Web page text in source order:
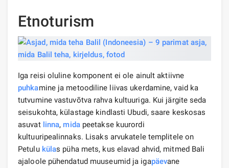
Etnoturism
Iga reisi oluline komponent ei ole ainult aktiivne
puhkamine ja metoodiline liivas ukerdamine, vaid ka
tutvumine vastuvõtva rahva kultuuriga. Kui järgite seda
seisukohta, külastage kindlasti Ubudi, saare keskosas
asuvat linna, midapeetakse kuurordi
kultuuripealinnaks. Lisaks arvukatele templitele on
Petulu külas püha mets, kus elavad ahvid, mitmed Bali
ajaloole pühendatud muuseumid ja igapäevane